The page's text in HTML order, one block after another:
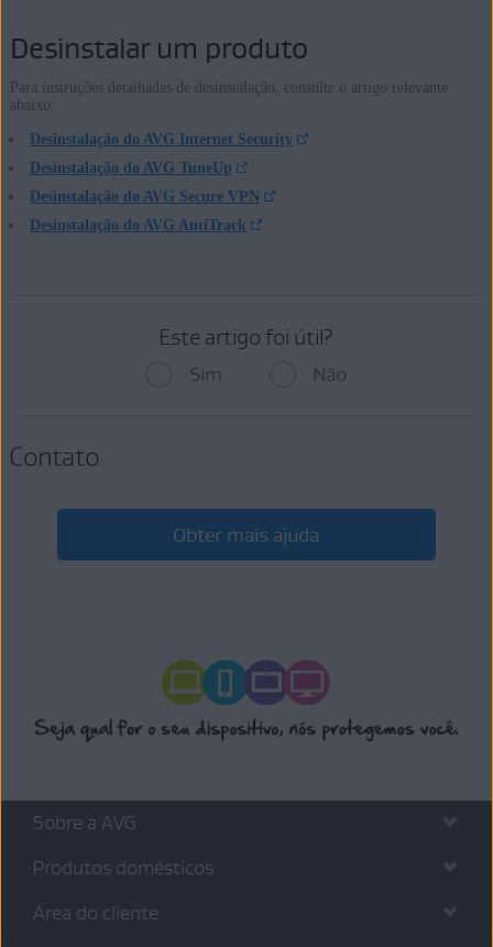
Desinstalar um produto
Para instruções detalhadas de desinstalação, consulte o artigo relevante
abaixo:
Desinstalação do AVG Internet Security
Desinstalação do AVG TuneUp
Desinstalação do AVG Secure VPN
Desinstalação do AVG AntiTrack
Este artigo foi útil?
Sim Não
Contato
Obter mais ajuda
Sobre a AVG
Produtos domésticos
Área do cliente